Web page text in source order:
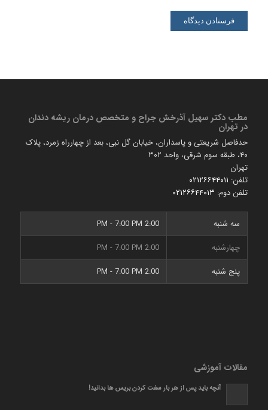
مطب دكتر سهیل آذرخش جراح و متخصص درمان ریشه دندان
در تهران
حدفاصل شریعتی و پاسداران، خیابان گل نبی، بعد از چهارراه زمرد، پلاک
۴۰، طبقه سوم شرقی، واحد ۳۰۲
تهران
تلفن: ۰۲۱۲۶۶۴۴۰۱۱
تلفن دوم: ۰۲۱۲۶۶۴۴۰۱۳
سه شنبه
2:00 PM - 7:00 PM
چهارشنبه
2:00 PM - 7:00 PM
پنج شنبه
2:00 PM - 7:00 PM
مقالات آموزشی
آنچه باید پس از هر بار سفت کردن بریس ها بدانید!